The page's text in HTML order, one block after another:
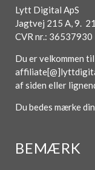
Lytt Digital ApS
Jagtvej 215 A, 9.
CVR nr.: 36537930
Du er velkommen
af siden eller
Du bedes mærke
BEMÆRK